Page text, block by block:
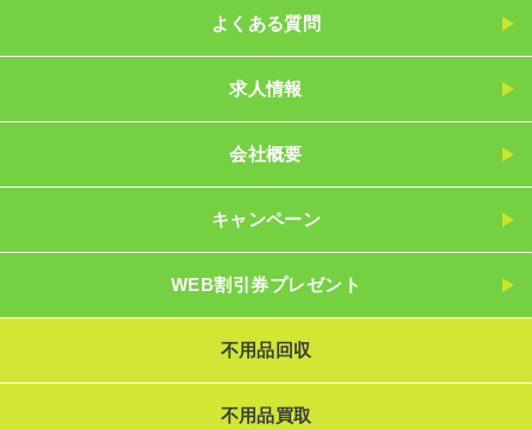
よくある質問
求人情報
会社概要
キャンペーン
WEB割引券プレゼント
不用品回収
不用品買取